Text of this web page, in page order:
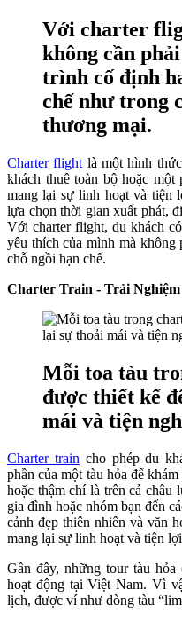
Với charter
không cần
trình cố định
chế như trong
thương mại.
Charter flight là một hình
khách thuê toàn bộ hoặc
mang lại sự linh hoạt và tiện
lựa chọn thời gian xuất phát,
Với charter flight, du khách
yêu thích của mình mà
chỗ ngồi hạn chế.
Charter Train - Trải
Mỗi toa tàu
được thiết kế
mái và tiện
Charter train cho phép du
phần của một tàu hỏa để
hoặc thậm chí là trên cả châu
gia đình hoặc nhóm bạn đến
cảnh đẹp thiên nhiên và văn
mang lại sự linh hoạt và tiện
Gần đây, những tour tàu
hoạt động tại Việt Nam. Vì
lịch, được ví như dòng tàu